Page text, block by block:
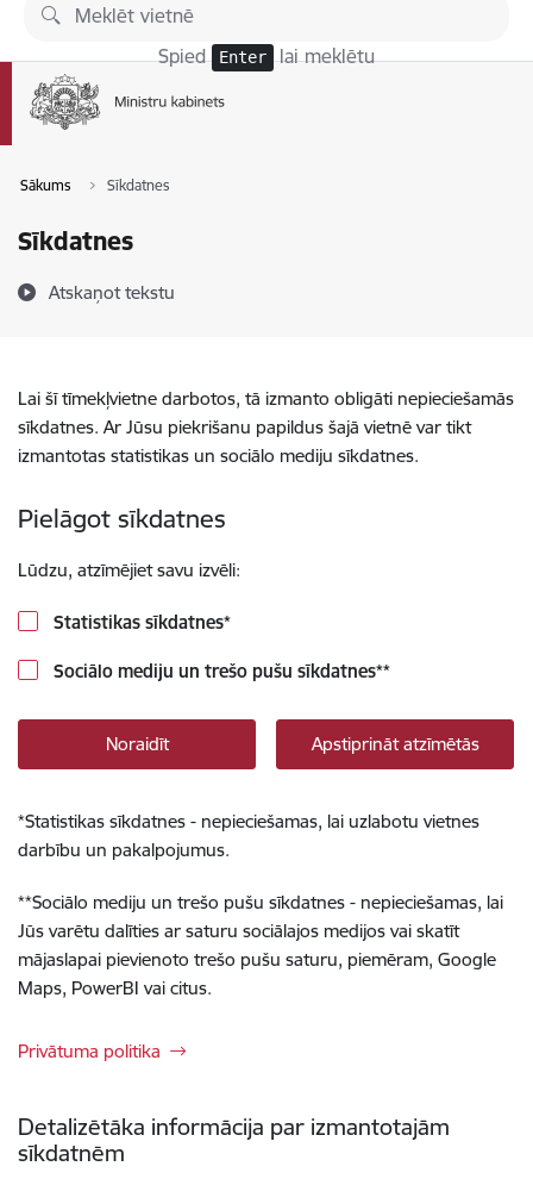
Pāriet uz lapas saturu
Spied Enter lai meklētu
Sākums Sīkdatnes
Sīkdatnes
Atskaņot tekstu
Lai šī tīmekļvietne darbotos, tā izmanto obligāti nepieciešamās
sīkdatnes. Ar Jūsu piekrišanu papildus šajā vietnē var tikt
izmantotas statistikas un sociālo mediju sīkdatnes.
Pielāgot sīkdatnes
Lūdzu, atzīmējiet savu izvēli:
Statistikas sīkdatnes*
Sociālo mediju un trešo pušu sīkdatnes**
Noraidīt Apstiprināt atzīmētās
*Statistikas sīkdatnes - nepieciešamas, lai uzlabotu vietnes
darbību un pakalpojumus.
**Sociālo mediju un trešo pušu sīkdatnes - nepieciešamas, lai
Jūs varētu dalīties ar saturu sociālajos medijos vai skatīt
mājaslapai pievienoto trešo pušu saturu, piemēram, Google
Maps, PowerBI vai citus.
Privātuma politika
Detalizētāka informācija par izmantotajām
sīkdatnēm